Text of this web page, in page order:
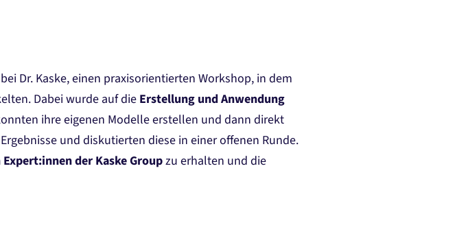
Dr. Kaske, einen praxisorientierten Workshop, in dem
Dabei wurde auf die Erstellung und Anwendung
ihre eigenen Modelle erstellen und dann direkt
und diskutierten diese in einer offenen Runde.
der Kaske Groupzu erhalten und die